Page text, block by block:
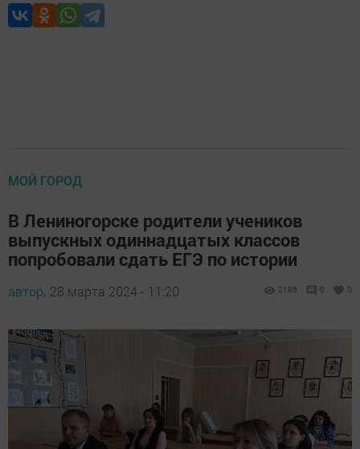
МОЙ ГОРОД
В Лениногорске родители учеников
выпускных одиннадцатых классов
попробовали сдать ЕГЭ по истории
автор, 28 марта 2024 - 11:20 2186 0 0